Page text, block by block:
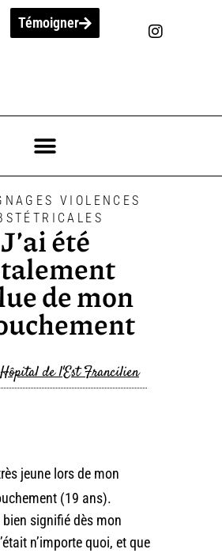
Témoigner
VIOLENCES
J’ai été
de mon
de l'Est Francilien
jeune lors de mon
(19 ans).
bien signifié dès mon
n’importe quoi, et que